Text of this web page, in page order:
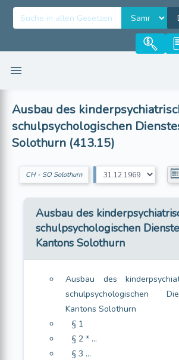
Ausbau des
schulpsychologischen
Solothurn (413.15)
CH - SO Solothurn
Ausbau des
schulpsychologischen
Kantons Solothurn
Ausbau des
schulpsychologischen
Kantons Solothurn
§ 1
§ 2 * ...
§ 3 ...